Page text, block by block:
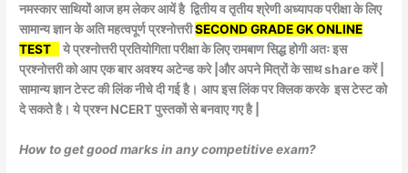
नमस्कार साथियों आज हम लेकर आयें है द्वितीय व तृतीय श्रेणी अध्यापक परीक्षा के लिए
सामान्य ज्ञान के अति महत्वपूर्ण प्रश्नोत्तरीSECOND GRADE GK ONLINE
TEST
ये प्रश्नोत्तरी प्रतियोगिता परीक्षा के लिए रामबाण सिद्ध होगी अतः इस
प्रश्नोत्तरी को आप एक बार अवश्य अटेन्ड करे |और अपने मित्रों के साथ share करें |
सामान्य ज्ञान टेस्ट की लिंक नीचे दी गई है। आप इस लिंक पर क्लिक करके इस टेस्ट को
दे सकते है। ये प्रश्न NCERT पुस्तकों से बनवाए गए है |
How to get good marks in any competitive exam?